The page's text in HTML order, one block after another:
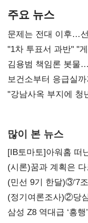
주요 뉴스
문제는 전대 이후…
불복'
"1차 투표서 과반" "
김용범 책임론 봇물
보건소부터 응급실
"강남사옥 부지에
많이 본 뉴스
[IB토마토]아워홈 떠
가족 지배체제 구축
(시론)꿈과 계획은
(민선 9기 한달)③'7
20년만에 '비상재정'
(정기여론조사)②당
삼성 Z8 역대급 ‘흥